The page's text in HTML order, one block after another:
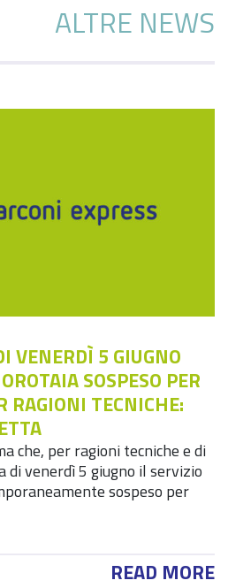
ALTRE NEWS
VENERDÌ 5 GIUGNO
SOSPESO PER
RAGIONI TECNICHE:
che, per ragioni tecniche e di
venerdì 5 giugno il servizio
sospeso per
READ MORE